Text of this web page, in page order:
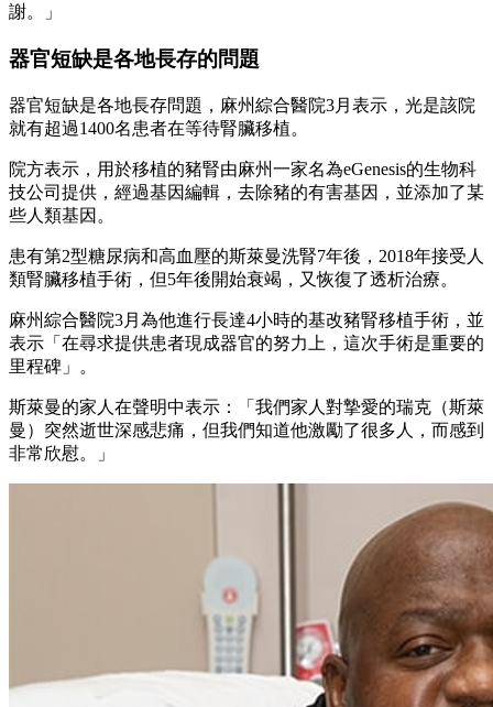
謝。」
器官短缺是各地長存的問題
器官短缺是各地長存問題，麻州綜合醫院3月表示，光是該院
就有超過1400名患者在等待腎臟移植。
院方表示，用於移植的豬腎由麻州一家名為eGenesis的生物科
技公司提供，經過基因編輯，去除豬的有害基因，並添加了某
些人類基因。
患有第2型糖尿病和高血壓的斯萊曼洗腎7年後，2018年接受人
類腎臟移植手術，但5年後開始衰竭，又恢復了透析治療。
麻州綜合醫院3月為他進行長達4小時的基改豬腎移植手術，並
表示「在尋求提供患者現成器官的努力上，這次手術是重要的
里程碑」。
斯萊曼的家人在聲明中表示：「我們家人對摯愛的瑞克（斯萊
曼）突然逝世深感悲痛，但我們知道他激勵了很多人，而感到
非常欣慰。」